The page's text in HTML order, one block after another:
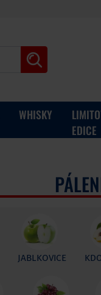
WHISKY
EDICE
JABLKOVICE